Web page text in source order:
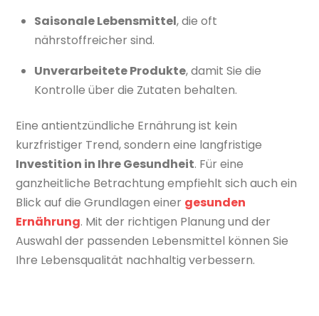
Saisonale Lebensmittel, die oft
nährstoffreicher sind.
Unverarbeitete Produkte, damit Sie die
Kontrolle über die Zutaten behalten.
Eine antientzündliche Ernährung ist kein
kurzfristiger Trend, sondern eine langfristige
Investition in Ihre Gesundheit. Für eine
ganzheitliche Betrachtung empfiehlt sich auch ein
Blick auf die Grundlagen einer gesunden
Ernährung. Mit der richtigen Planung und der
Auswahl der passenden Lebensmittel können Sie
Ihre Lebensqualität nachhaltig verbessern.